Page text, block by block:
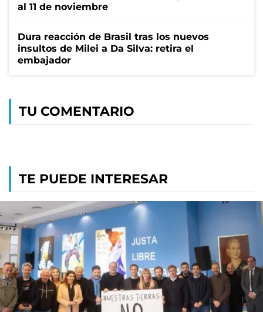
al 11 de noviembre
Dura reacción de Brasil tras los nuevos
insultos de Milei a Da Silva: retira el
embajador
TU COMENTARIO
TE PUEDE INTERESAR